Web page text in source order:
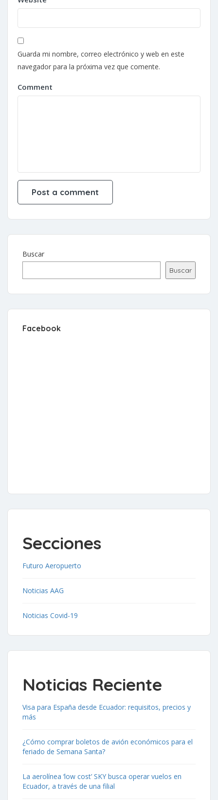
Guarda mi nombre, correo electrónico y web en este
navegador para la próxima vez que comente.
Comment
Buscar
Buscar
Facebook
Secciones
Futuro Aeropuerto
Noticias AAG
Noticias Covid-19
Noticias Reciente
Visa para España desde Ecuador: requisitos, precios y
más
¿Cómo comprar boletos de avión económicos para el
feriado de Semana Santa?
La aerolínea ‘low cost’ SKY busca operar vuelos en
Ecuador, a través de una filial